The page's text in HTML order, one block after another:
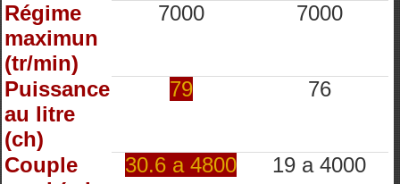
Régime
maximun
(tr/min)
7000 7000
Puissance
au litre
(ch)
79 76
Couple
30.6 a 4800 19 a 4000